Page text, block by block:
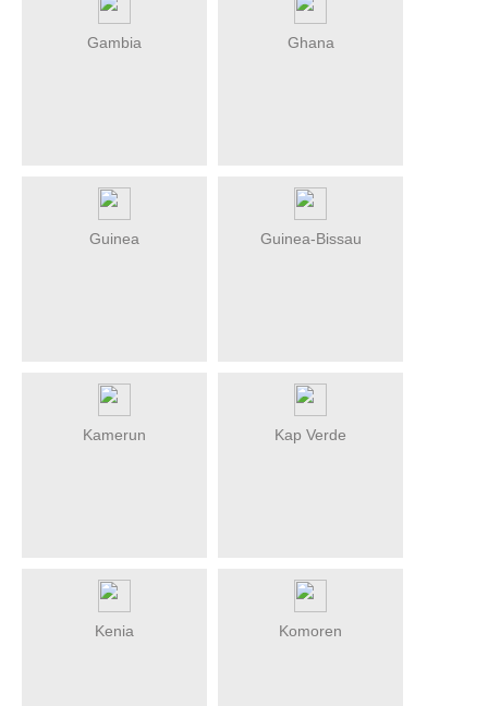
Gambia Ghana
Guinea Guinea-Bissau
Kamerun Kap Verde
Kenia Komoren